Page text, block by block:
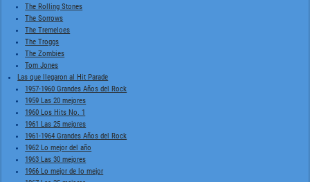
The Rolling Stones
The Sorrows
The Tremeloes
The Troggs
The Zombies
Tom Jones
Las que llegaron al Hit Parade
1957-1960 Grandes Años del Rock
1959 Las 20 mejores
1960 Los Hits No. 1
1961 Las 25 mejores
1961-1964 Grandes Años del Rock
1962 Lo mejor del año
1963 Las 30 mejores
1966 Lo mejor de lo mejor